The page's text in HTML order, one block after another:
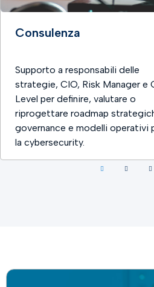
Consulenza
Supporto a responsabili delle
strategie, CIO, Risk Manager e
Level per definire, valutare o
riprogettare roadmap
governance e modelli operativi
la cybersecurity.